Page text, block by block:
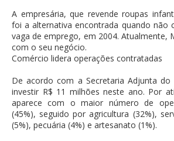
A empresária, que revende roupas
foi a alternativa encontrada quando não
vaga de emprego, em 2004. Atualmente,
com o seu negócio.
Comércio lidera operações contratadas
De acordo com a Secretaria Adjunta
investir R$ 11 milhões neste ano. Por
aparece com o maior número de
(45%), seguido por agricultura (32%),
(5%), pecuária (4%) e artesanato (1%).